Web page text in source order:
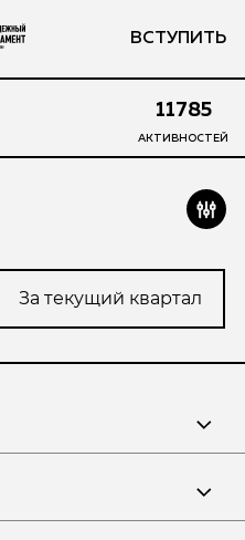
ВСТУПИТЬ
11785
АКТИВНОСТЕЙ
За текущий квартал